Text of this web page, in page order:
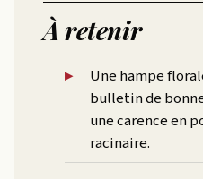
À retenir
Une hampe
bulletin de
une carence en
racinaire.